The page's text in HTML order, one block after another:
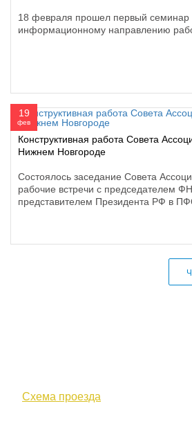
18 февраля прошел первый семинар
информационному направлению
19
фев
Конструктивная работа Совета
Нижнем Новгороде
Состоялось заседание Совета
рабочие встречи с председателем
представителем Президента РФ в
Схема проезда